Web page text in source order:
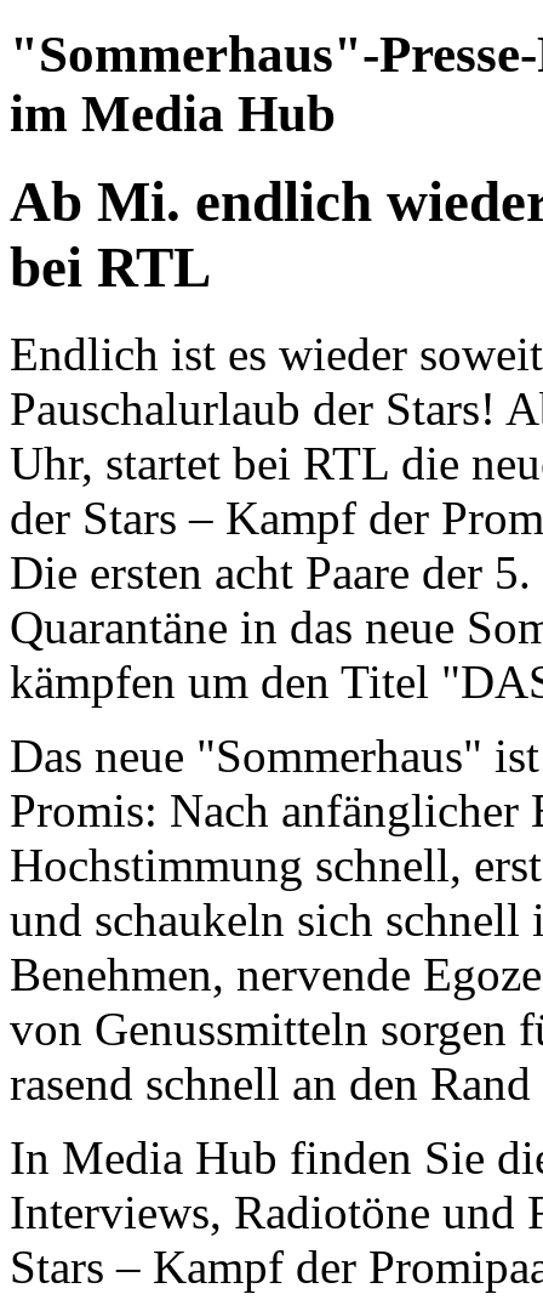
"Sommerhaus"-
im Media Hub
Ab Mi. endlich
bei RTL
Endlich ist es wieder
Pauschalurlaub der Stars!
Uhr, startet bei RTL die
der Stars – Kampf der
Die ersten acht Paare der
Quarantäne in das neue
kämpfen um den Titel
Das neue "Sommerhaus"
Promis: Nach anfänglicher
Hochstimmung schnell,
und schaukeln sich schnell
Benehmen, nervende
von Genussmitteln sorgen
rasend schnell an den
In Media Hub finden Sie
Interviews, Radiotöne und
Stars – Kampf der